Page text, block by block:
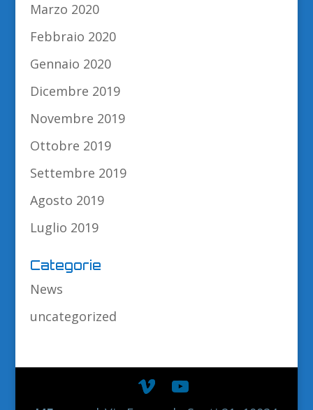
Marzo 2020
Febbraio 2020
Gennaio 2020
Dicembre 2019
Novembre 2019
Ottobre 2019
Settembre 2019
Agosto 2019
Luglio 2019
Categorie
News
uncategorized